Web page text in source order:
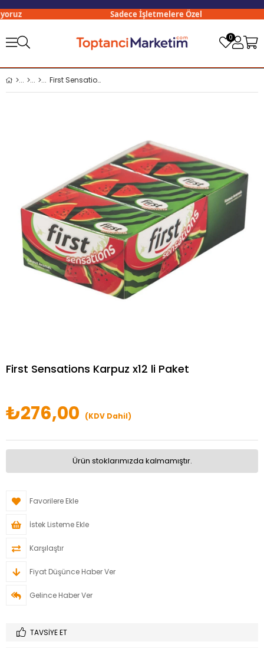
Sadece İşletmelere Özel
0
First Sensations Karpuz x12 li Paket
First Sensations Karpuz x12 li Paket
₺276,00 (KDV Dahil)
Ürün stoklarımızda kalmamıştır.
Favorilere Ekle
İstek Listeme Ekle
Karşılaştır
Fiyat Düşünce Haber Ver
Gelince Haber Ver
TAVSIYE ET